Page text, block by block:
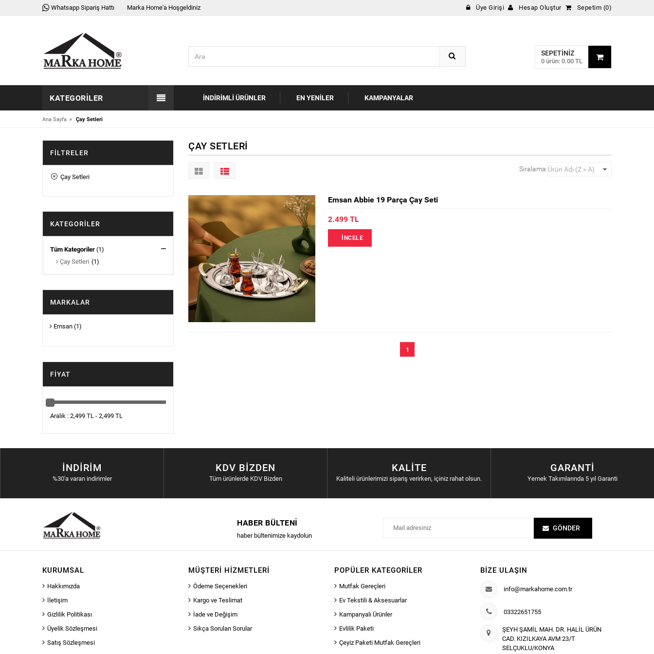
Whatsapp Sipariş Hattı Marka Home'a Hoşgeldiniz Üye Girişi Hesap Oluştur Sepetim (0)
SEPETINIZ
0 ürün: 0.00 TL
KATEGORILER İNDIRIMLI ÜRÜNLER EN YENILER KAMPANYALAR
Ana Sayfa » Çay Setleri
ÇAY SETLERI
Sıralama:
Emsan Abbie 19 Parça Çay Seti
2.499 TL
İNCELE
1
FILTRELER
Çay Setleri
KATEGORILER
Tüm Kategoriler (1)
Çay Setleri (1)
MARKALAR
Emsan (1)
FIYAT
Aralık : 2,499 TL - 2,499 TL
İNDIRIM
%30'a varan indirimler
KDV BIZDEN
Tüm ürünlerde KDV Bizden
KALITE
Kaliteli ürünlerimizi sipariş verirken, içiniz rahat olsun.
GARANTI
Yemek Takımlarında 5 yıl Garanti
HABER BÜLTENI
haber bültenimize kaydolun
GÖNDER
KURUMSAL
Hakkımızda
İletişim
Gizlilik Politikası
Üyelik Sözleşmesi
Satış Sözleşmesi
MÜŞTERI HIZMETLERI
Ödeme Seçenekleri
Kargo ve Teslimat
İade ve Değişim
Sıkça Sorulan Sorular
POPÜLER KATEGORILER
Mutfak Gereçleri
Ev Tekstili & Aksesuarlar
Kampanyalı Ürünler
Evlilik Paketi
Çeyiz Paketi Mutfak Gereçleri
BIZE ULAŞIN
info@markahome.com.tr
03322651755
ŞEYH ŞAMİL MAH. DR. HALİL ÜRÜN
CAD. KIZILKAYA AVM 23/T
SELÇUKLU/KONYA